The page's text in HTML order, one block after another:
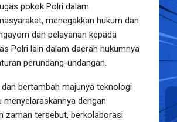
pokok Polri dalam
menegakkan hukum dan
dan pelayanan kepada
Polri lain dalam daerah hukumnya
perundang-undangan.
bertambah majunya teknologi
dengan
zaman tersebut, berkolaborasi